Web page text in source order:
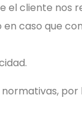
el cliente nos
caso que
por